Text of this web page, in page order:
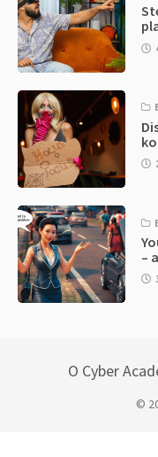
–
O Cyber
©